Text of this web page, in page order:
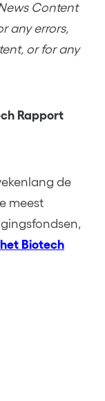
Content
any errors,
or for any
Rapport
de
meest
Biotech